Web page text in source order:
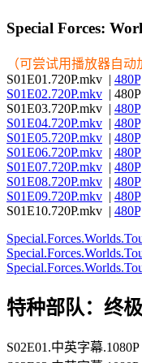
Special Forces:
（可尝试用播放器自
S01E01.720P.mkv | 480P
S01E02.720P.mkv | 480P
S01E03.720P.mkv | 480P
S01E04.720P.mkv | 480P
S01E05.720P.mkv | 480P
S01E06.720P.mkv | 480P
S01E07.720P.mkv | 480P
S01E08.720P.mkv | 480P
S01E09.720P.mkv | 480P
S01E10.720P.mkv | 480P
特种部队：终
S02E01.中英字幕